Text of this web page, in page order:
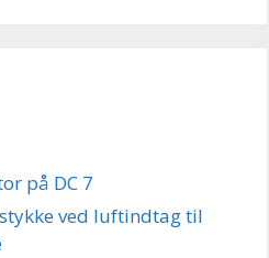
på DC 7
ved luftindtag til